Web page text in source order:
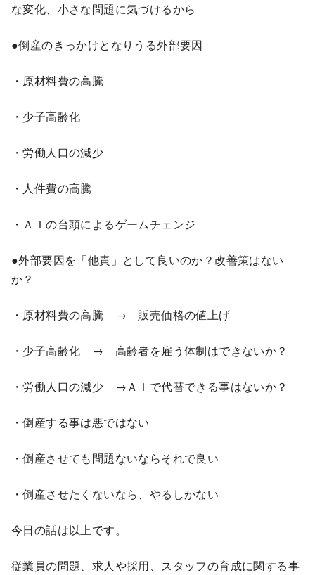
な変化、小さな問題に気づけるから
●倒産のきっかけとなりうる外部要因
・原材料費の高騰
・少子高齢化
・労働人口の減少
・人件費の高騰
・ＡＩの台頭によるゲームチェンジ
●外部要因を「他責」として良いのか？改善策はない
か？
・原材料費の高騰 → 販売価格の値上げ
・少子高齢化 → 高齢者を雇う体制はできないか？
・労働人口の減少 →ＡＩで代替できる事はないか？
・倒産する事は悪ではない
・倒産させても問題ないならそれで良い
・倒産させたくないなら、やるしかない
今日の話は以上です。
従業員の問題、求人や採用、スタッフの育成に関する事